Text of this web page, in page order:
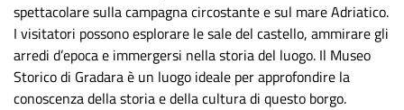
spettacolare sulla campagna circostante e sul mare Adriatico.
I visitatori possono esplorare le sale del castello, ammirare gli
arredi d’epoca e immergersi nella storia del luogo. Il Museo
Storico di Gradara è un luogo ideale per approfondire la
conoscenza della storia e della cultura di questo borgo.